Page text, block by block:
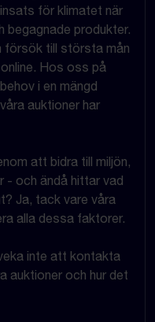
för klimatet när
begagnade produkter.
försök till största mån
Hos oss på
i en mängd
auktioner har
att bidra till miljön,
- och ändå hittar vad
Ja, tack vare våra
alla dessa faktorer.
inte att kontakta
auktioner och hur det